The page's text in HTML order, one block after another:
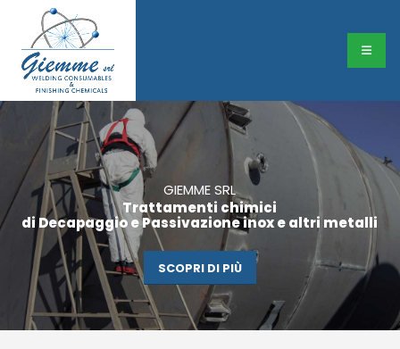
GIEMME SRL
Trattamenti chimici
di Decapaggio e Passivazione inox e altri metalli
SCOPRI DI PIÙ